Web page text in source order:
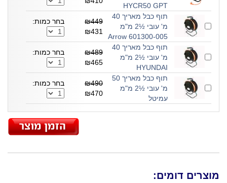
HYCR50 GPT
תוף כבל מאריך 40
מ' עובי ½2 מ"מ
601300-005 Arrow
₪449
בחר כמות:
תוף כבל מאריך 40
מ' עובי ½2 מ"מ
HYUNDAI
₪489
בחר כמות:
תוף כבל מאריך 50
מ' עובי ½2 מ"מ
עמיטל
₪490
בחר כמות:
מוצרים דומים: